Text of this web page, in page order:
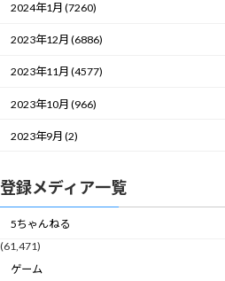
2024年1月 (7260)
2023年12月 (6886)
2023年11月 (4577)
2023年10月 (966)
2023年9月 (2)
登録メディア一覧
5ちゃんねる
(61,471)
ゲーム